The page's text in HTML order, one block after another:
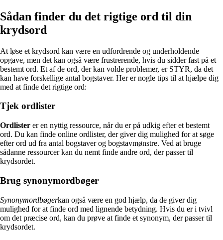
Sådan finder du det rigtige ord til din
krydsord
At løse et krydsord kan være en udfordrende og underholdende
opgave, men det kan også være frustrerende, hvis du sidder fast på et
bestemt ord. Et af de ord, der kan volde problemer, er STYR, da det
kan have forskellige antal bogstaver. Her er nogle tips til at hjælpe dig
med at finde det rigtige ord:
Tjek ordlister
Ordlister er en nyttig ressource, når du er på udkig efter et bestemt
ord. Du kan finde online ordlister, der giver dig mulighed for at søge
efter ord ud fra antal bogstaver og bogstavmønstre. Ved at bruge
sådanne ressourcer kan du nemt finde andre ord, der passer til
krydsordet.
Brug synonymordbøger
Synonymordbøgerkan også være en god hjælp, da de giver dig
mulighed for at finde ord med lignende betydning. Hvis du er i tvivl
om det præcise ord, kan du prøve at finde et synonym, der passer til
krydsordet.